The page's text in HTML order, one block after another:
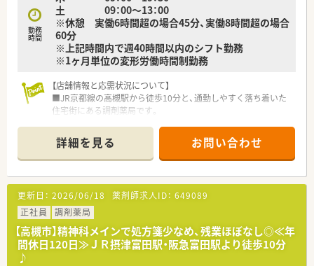
勤務
時間
土 09：00～13：00
※休憩 実働6時間超の場合45分、実働8時間超の場合
60分
※上記時間内で週40時間以内のシフト勤務
※1ヶ月単位の変形労働時間制勤務
【店舗情報と応需状況について】
■JR京都線の高槻駅から徒歩10分と、通勤しやすく落ち着いた
住宅街にある調剤薬局です。
から30枚程度応需しています。
■在宅業務は個人宅と老人ホームを含めて2件対応しており、地
域医療に貢献しています。
【法人特徴について】
■高槻市内に3店舗を展開し、地域に深く根ざした薬局運営を行
っている安定した優良企業です。
■代表自身も現役の薬剤師として現場に出ており、スタッフの声
を直接聞いてくれる風通しの良さがあります。
■「患者様ファースト」を掲げ、利益よりも患者様への寄り添い
詳細を見る お問い合わせ
更新日： 2026/06/18 薬剤師求人ID： 649089
正社員
調剤薬局
【高槻市】精神科メインで処方箋少なめ、残業ほぼなし◎≪年
間休日120日≫ＪＲ摂津富田駅・阪急富田駅より徒歩10分
♪